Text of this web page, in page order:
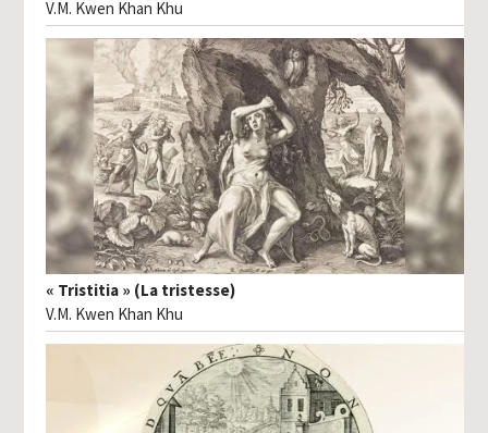
V.M. Kwen Khan Khu
« Tristitia » (La tristesse)
V.M. Kwen Khan Khu